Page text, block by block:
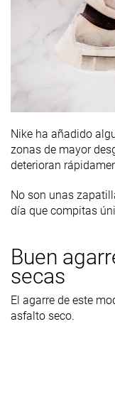
Nike ha añadido
zonas de mayor
deterioran
No son unas
día que compitas
Buen
secas
El agarre de este
asfalto seco.